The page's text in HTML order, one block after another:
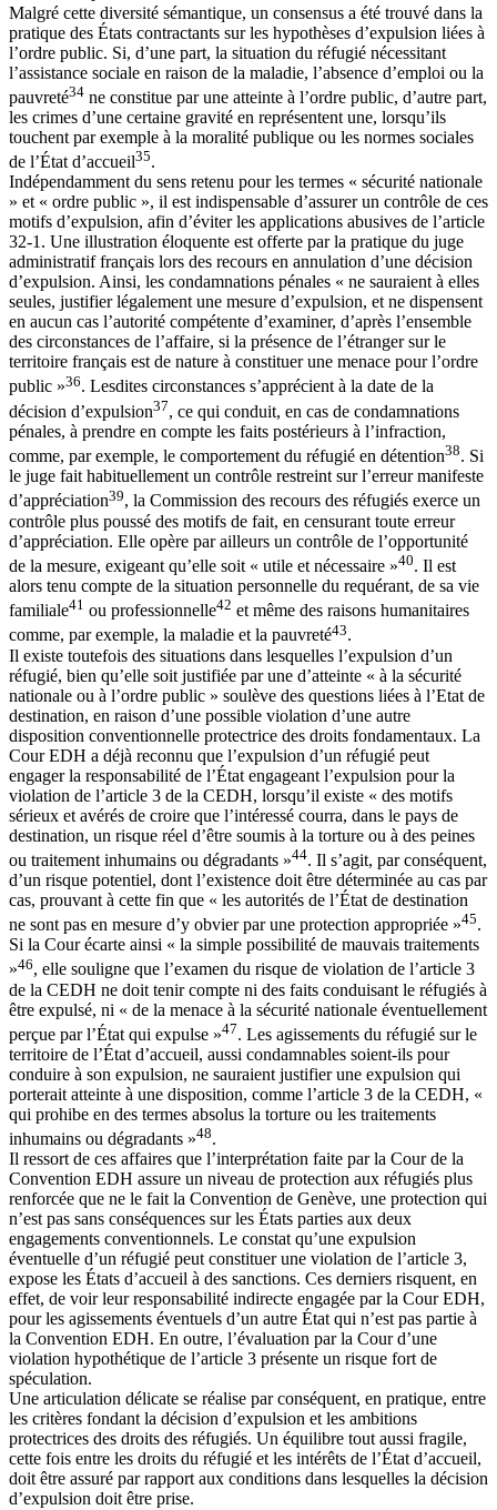
Malgré cette diversité sémantique, un consensus a été trouvé dans la
pratique des États contractants sur les hypothèses d’expulsion liées à
l’ordre public. Si, d’une part, la situation du réfugié nécessitant
l’assistance sociale en raison de la maladie, l’absence d’emploi ou la
pauvreté34 ne constitue par une atteinte à l’ordre public, d’autre part,
les crimes d’une certaine gravité en représentent une, lorsqu’ils
touchent par exemple à la moralité publique ou les normes sociales
de l’État d’accueil35.
Indépendamment du sens retenu pour les termes « sécurité nationale
» et « ordre public », il est indispensable d’assurer un contrôle de ces
motifs d’expulsion, afin d’éviter les applications abusives de l’article
32-1. Une illustration éloquente est offerte par la pratique du juge
administratif français lors des recours en annulation d’une décision
d’expulsion. Ainsi, les condamnations pénales « ne sauraient à elles
seules, justifier légalement une mesure d’expulsion, et ne dispensent
en aucun cas l’autorité compétente d’examiner, d’après l’ensemble
des circonstances de l’affaire, si la présence de l’étranger sur le
territoire français est de nature à constituer une menace pour l’ordre
public »36. Lesdites circonstances s’apprécient à la date de la
décision d’expulsion37, ce qui conduit, en cas de condamnations
pénales, à prendre en compte les faits postérieurs à l’infraction,
comme, par exemple, le comportement du réfugié en détention38. Si
le juge fait habituellement un contrôle restreint sur l’erreur manifeste
d’appréciation39, la Commission des recours des réfugiés exerce un
contrôle plus poussé des motifs de fait, en censurant toute erreur
d’appréciation. Elle opère par ailleurs un contrôle de l’opportunité
de la mesure, exigeant qu’elle soit « utile et nécessaire »40. Il est
alors tenu compte de la situation personnelle du requérant, de sa vie
familiale41 ou professionnelle42 et même des raisons humanitaires
comme, par exemple, la maladie et la pauvreté43.
Il existe toutefois des situations dans lesquelles l’expulsion d’un
réfugié, bien qu’elle soit justifiée par une d’atteinte « à la sécurité
nationale ou à l’ordre public » soulève des questions liées à l’Etat de
destination, en raison d’une possible violation d’une autre
disposition conventionnelle protectrice des droits fondamentaux. La
Cour EDH a déjà reconnu que l’expulsion d’un réfugié peut
engager la responsabilité de l’État engageant l’expulsion pour la
violation de l’article 3 de la CEDH, lorsqu’il existe « des motifs
sérieux et avérés de croire que l’intéressé courra, dans le pays de
destination, un risque réel d’être soumis à la torture ou à des peines
ou traitement inhumains ou dégradants »44. Il s’agit, par conséquent,
d’un risque potentiel, dont l’existence doit être déterminée au cas par
cas, prouvant à cette fin que « les autorités de l’État de destination
ne sont pas en mesure d’y obvier par une protection appropriée »45.
Si la Cour écarte ainsi « la simple possibilité de mauvais traitements
»46, elle souligne que l’examen du risque de violation de l’article 3
de la CEDH ne doit tenir compte ni des faits conduisant le réfugiés à
être expulsé, ni « de la menace à la sécurité nationale éventuellement
perçue par l’État qui expulse »47. Les agissements du réfugié sur le
territoire de l’État d’accueil, aussi condamnables soient-ils pour
conduire à son expulsion, ne sauraient justifier une expulsion qui
porterait atteinte à une disposition, comme l’article 3 de la CEDH, «
qui prohibe en des termes absolus la torture ou les traitements
inhumains ou dégradants »48.
Il ressort de ces affaires que l’interprétation faite par la Cour de la
Convention EDH assure un niveau de protection aux réfugiés plus
renforcée que ne le fait la Convention de Genève, une protection qui
n’est pas sans conséquences sur les États parties aux deux
engagements conventionnels. Le constat qu’une expulsion
éventuelle d’un réfugié peut constituer une violation de l’article 3,
expose les États d’accueil à des sanctions. Ces derniers risquent, en
effet, de voir leur responsabilité indirecte engagée par la Cour EDH,
pour les agissements éventuels d’un autre État qui n’est pas partie à
la Convention EDH. En outre, l’évaluation par la Cour d’une
violation hypothétique de l’article 3 présente un risque fort de
spéculation.
Une articulation délicate se réalise par conséquent, en pratique, entre
les critères fondant la décision d’expulsion et les ambitions
protectrices des droits des réfugiés. Un équilibre tout aussi fragile,
cette fois entre les droits du réfugié et les intérêts de l’État d’accueil,
doit être assuré par rapport aux conditions dans lesquelles la décision
d’expulsion doit être prise.